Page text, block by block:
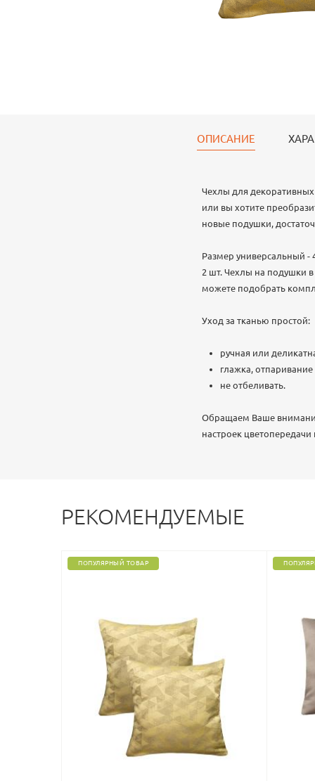
ОПИСАНИЕ
Чехлы для декоративных
или вы хотите
новые подушки,
Размер универсальный -
2 шт. Чехлы на подушки
можете подобрать
Уход за тканью простой:
ручная или
глажка,
не отбеливать.
Обращаем Ваше
настроек
РЕКОМЕНДУЕМЫЕ
ПОПУЛЯРНЫЙ ТОВАР